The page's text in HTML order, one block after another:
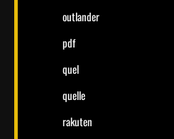
outlander
pdf
quel
quelle
rakuten